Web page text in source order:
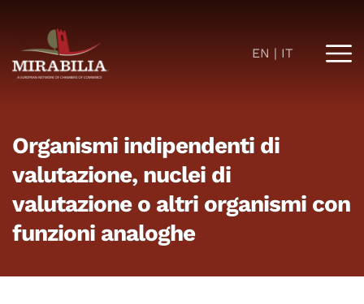
EN IT
Organismi indipendenti di
valutazione, nuclei di
valutazione o altri organismi con
funzioni analoghe